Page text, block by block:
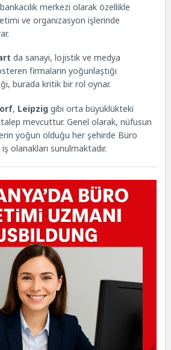
merkezi olarak özellikle
ve organizasyon işlerinde
da sanayi, lojistik ve medya
firmaların yoğunlaştığı
burada kritik bir rol oynar.
, Leipzig gibi orta büyüklükteki
mevcuttur. Genel olarak, nüfusun
yoğun olduğu her şehirde Büro
olanakları sunulmaktadır.